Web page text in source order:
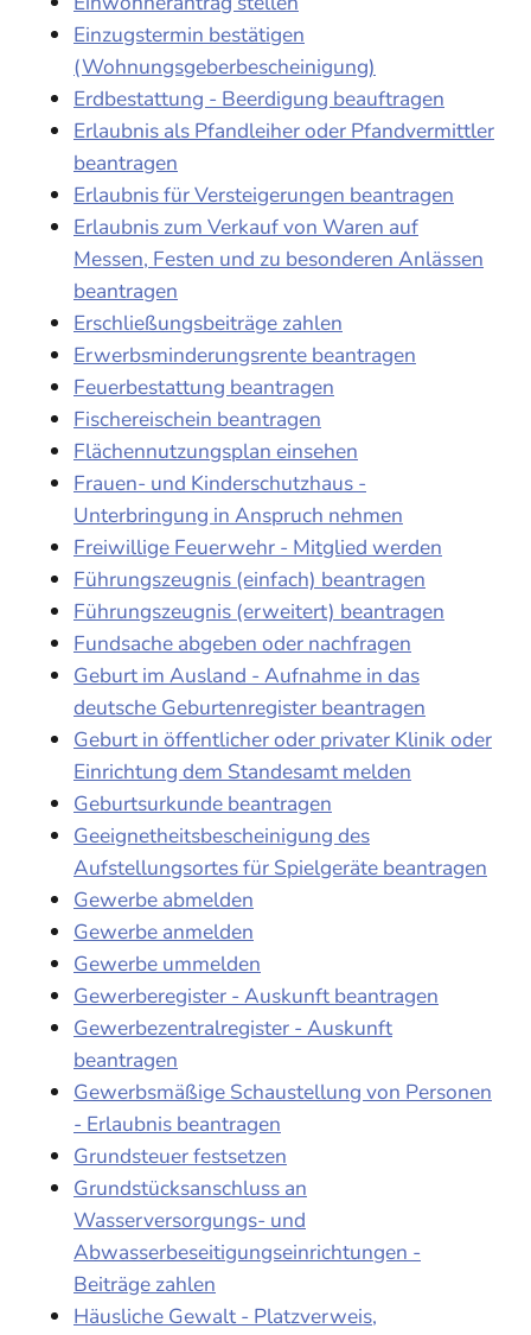
Einzugstermin bestätigen
(Wohnungsgeberbescheinigung)
Erdbestattung - Beerdigung beauftragen
Erlaubnis als Pfandleiher oder Pfandvermittler
beantragen
Erlaubnis für Versteigerungen beantragen
Erlaubnis zum Verkauf von Waren auf
Messen, Festen und zu besonderen Anlässen
beantragen
Erschließungsbeiträge zahlen
Erwerbsminderungsrente beantragen
Feuerbestattung beantragen
Fischereischein beantragen
Flächennutzungsplan einsehen
Frauen- und Kinderschutzhaus -
Unterbringung in Anspruch nehmen
Freiwillige Feuerwehr - Mitglied werden
Führungszeugnis (einfach) beantragen
Führungszeugnis (erweitert) beantragen
Fundsache abgeben oder nachfragen
Geburt im Ausland - Aufnahme in das
deutsche Geburtenregister beantragen
Geburt in öffentlicher oder privater Klinik oder
Einrichtung dem Standesamt melden
Geburtsurkunde beantragen
Geeignetheitsbescheinigung des
Aufstellungsortes für Spielgeräte beantragen
Gewerbe abmelden
Gewerbe anmelden
Gewerbe ummelden
Gewerberegister - Auskunft beantragen
Gewerbezentralregister - Auskunft
beantragen
Gewerbsmäßige Schaustellung von Personen
- Erlaubnis beantragen
Grundsteuer festsetzen
Grundstücksanschluss an
Wasserversorgungs- und
Abwasserbeseitigungseinrichtungen -
Beiträge zahlen
Häusliche Gewalt - Platzverweis,